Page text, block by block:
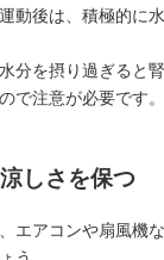
動後は、積極的に
分を摂り過ぎると
で注意が必要です。
しさを保つ
エアコンや扇風機